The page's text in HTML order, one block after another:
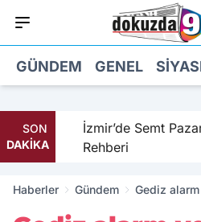
GÜNDEM GENEL
SON
DAKİKA
İzmir’de Semt
Rehberi
Haberler Gündem
Gediz